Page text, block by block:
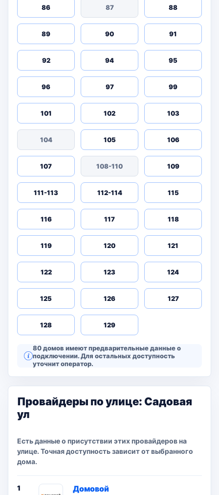
86 87 88
89 90 91
92 94 95
96 97 99
101 102 103
104 105 106
107 108-110 109
111-113 112-114 115
116 117 118
119 120 121
122 123 124
125 126 127
128 129
80 домов имеют предварительные данные о
подключении. Для остальных доступность
уточнит оператор.
Провайдеры по улице: Садовая
ул
Есть данные о присутствии этих провайдеров на
улице. Точная доступность зависит от выбранного
дома.
1 Домовой